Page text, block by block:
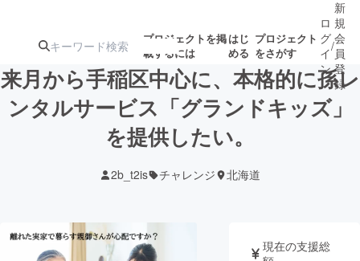
プロジェクトを掲
載するには
はじ
める
プロジェクト
をさがす
注目のリ 注目の新着プロ
ジェクト
募集終了が近いプ
テクノロジー・ガジェット
ロ
グ
イ
ン
/
新
規
会
員
登
録
来月から手稲区中心に、本格的に孫レ
ンタルサービス「グランドキッズ」
を提供したい。
2b_t2is チャレンジ 北海道
現在の支援総